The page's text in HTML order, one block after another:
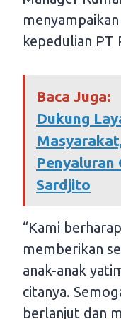
kepedulian PT
Baca Juga:
Dukung
Penyaluran
Sardjito
“Kami
memberikan
anak-anak
citanya.
berlanjut dan